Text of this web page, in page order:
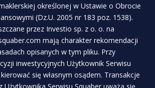
określonej w Ustawie o Obrocie
(Dz.U. 2005 nr 183 poz. 1538).
przez Investio sp. z o. o. na
mają charakter rekomendacji
opisanych w tym pliku. Przy
inwestycyjnych Użytkownik Serwisu
się własnym osądem. Transakcje